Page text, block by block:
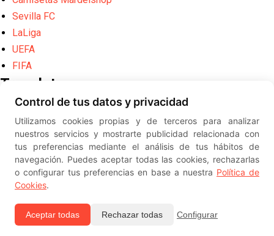
Sevilla FC
LaLiga
UEFA
FIFA
Translate
Powered by
Translate
Diseño web creado por Erick
© ElSevillista.es - Información sobre
el Sevilla FC, Sevilla Atlético, Sevilla Femenino y su Cantera
-- --
Control de tus datos y privacidad
Utilizamos cookies propias y de terceros para analizar
nuestros servicios y mostrarte publicidad relacionada con
tus preferencias mediante el análisis de tus hábitos de
navegación. Puedes aceptar todas las cookies, rechazarlas
o configurar tus preferencias en base a nuestra Política de
Cookies.
Aceptar todas Rechazar todas Configurar
2026